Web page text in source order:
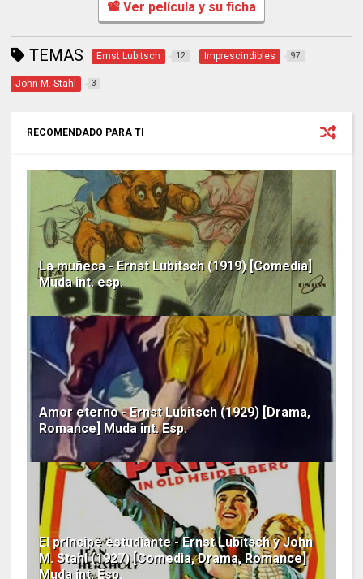
📽 Ver película y su ficha
TEMAS Ernst Lubitsch 12 Imprescindibles 97
John M. Stahl 3
RECOMENDADO PARA TI
La muñeca - Ernst Lubitsch (1919) [Comedia]
Muda int. esp.
Amor eterno - Ernst Lubitsch (1929) [Drama,
Romance] Muda int. Esp.
El príncipe estudiante - Ernst Lubitsch y John
M. Stahl (1927) [Comedia, Drama, Romance]
Muda int. Esp.